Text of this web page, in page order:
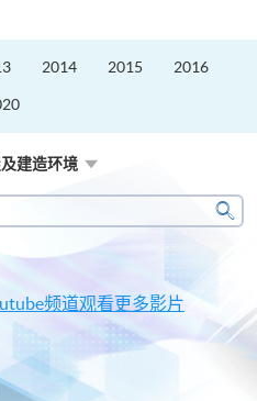
2014 2015 2016
建造环境
搜
频道观看更多影片